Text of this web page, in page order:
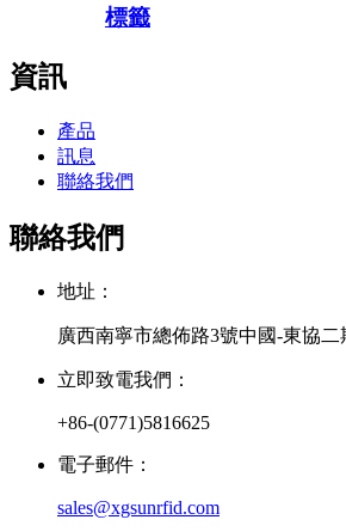
標籤
資訊
產品
訊息
聯絡我們
聯絡我們
地址：
廣西南寧市總佈路3號中國-東協二
立即致電我們：
+86-(0771)5816625
電子郵件：
sales@xgsunrfid.com